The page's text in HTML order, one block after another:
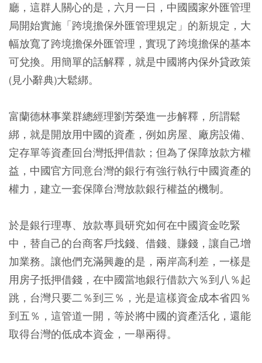
廳，這群人關心的是，六月一日，中國國家外匯管理
局開始實施「跨境擔保外匯管理規定」的新規定，大
幅放寬了跨境擔保外匯管理，實現了跨境擔保的基本
可兌換。用簡單的話解釋，就是中國將內保外貸政策
(見小辭典)大鬆綁。
富蘭德林事業群總經理劉芳榮進一步解釋，所謂鬆
綁，就是開放用中國的資產，例如房屋、廠房設備、
定存單等資產回台灣抵押借款；但為了保障放款方權
益，中國官方同意台灣的銀行有強行執行中國資產的
權力，建立一套保障台灣放款銀行權益的機制。
於是銀行理專、放款專員研究如何在中國資金吃緊
中，替自己的台商客戶找錢、借錢、賺錢，讓自己增
加業務。讓他們充滿興趣的是，兩岸高利差，一樣是
用房子抵押借錢，在中國當地銀行借款六％到八％起
跳，台灣只要二％到三％，光是這樣資金成本省四％
到五％，這管道一開，等於將中國的資產活化，還能
取得台灣的低成本資金，一舉兩得。